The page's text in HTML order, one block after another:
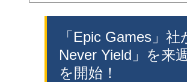
「Epic Games」
Never Yield」を来
を開始！